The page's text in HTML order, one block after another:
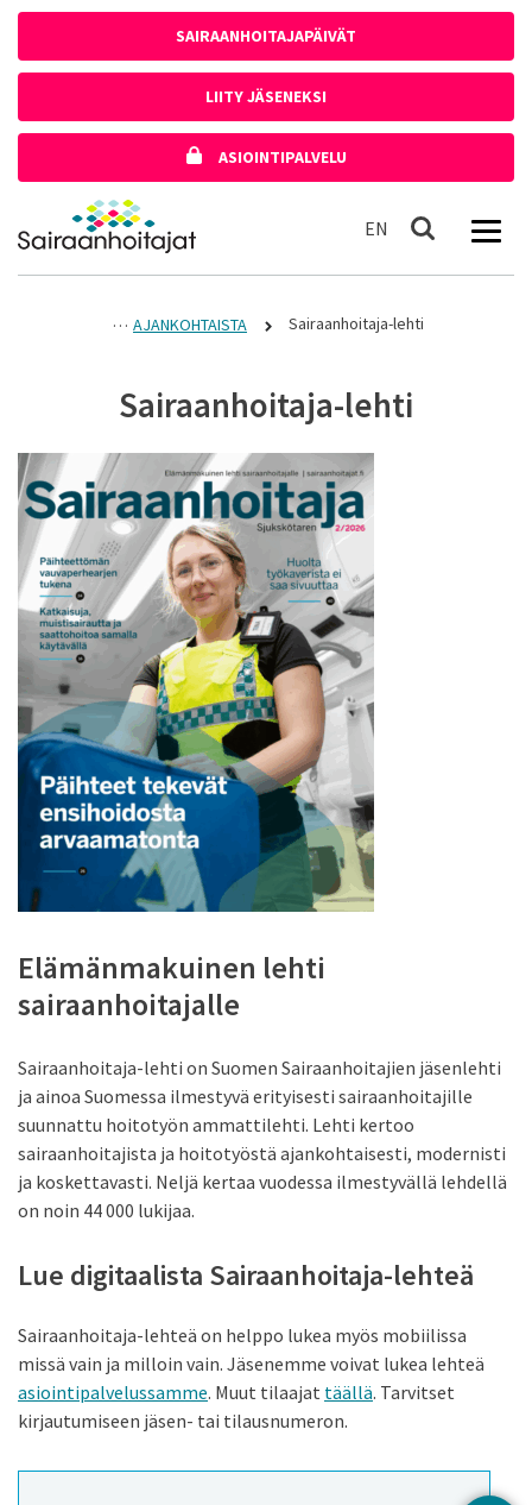
SAIRAANHOITAJAPÄIVÄT
LIITY JÄSENEKSI
ASIOINTIPALVELU
Etusivulle
EN In English
Haku
AJANKOHTAISTA Sairaanhoitaja-lehti
Sairaanhoitaja-lehti
Elämänmakuinen lehti
sairaanhoitajalle
Sairaanhoitaja-lehti on Suomen Sairaanhoitajien jäsenlehti
ja ainoa Suomessa ilmestyvä erityisesti sairaanhoitajille
suunnattu hoitotyön ammattilehti. Lehti kertoo
sairaanhoitajista ja hoitotyöstä ajankohtaisesti, modernisti
ja koskettavasti. Neljä kertaa vuodessa ilmestyvällä lehdellä
on noin 44 000 lukijaa.
Lue digitaalista Sairaanhoitaja-lehteä
Sairaanhoitaja-lehteä on helppo lukea myös mobiilissa
missä vain ja milloin vain. Jäsenemme voivat lukea lehteä
asiointipalvelussamme. Muut tilaajat täällä. Tarvitset
kirjautumiseen jäsen- tai tilausnumeron.